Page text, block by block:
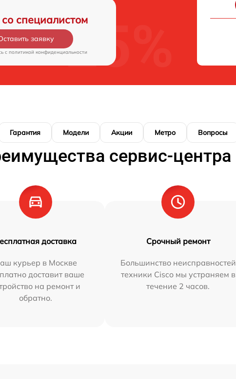
специалистом
заявку
c политикой конфиденциальности
Гарантия Модели Акции Метро Вопросы
сервис-центра
доставка
курьер в Москве
доставит ваше
на ремонт и
обратно.
Срочный ремонт
Большинство неисправностей
техники Cisco мы устраняем в
течение 2 часов.